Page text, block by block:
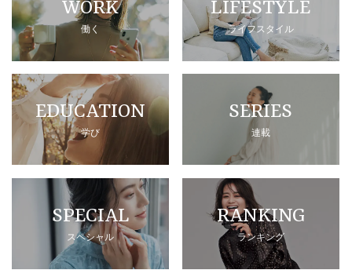
WORK
働く
LIFESTYLE
ライフスタイル
EDUCATION
学び
SERIES
連載
SPECIAL
スペシャル
RANKING
ランキング